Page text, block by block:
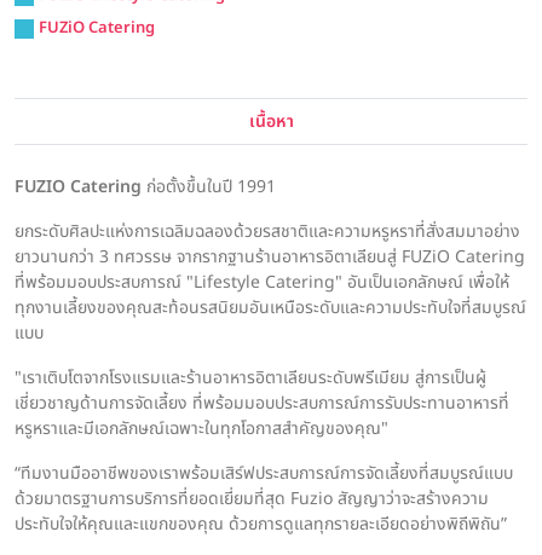
FUZiO Catering
เนื้อหา
FUZIO Catering ก่อตั้งขึ้นในปี 1991
ยกระดับศิลปะแห่งการเฉลิมฉลองด้วยรสชาติและความหรูหราที่สั่งสมมาอย่าง
ยาวนานกว่า 3 ทศวรรษ จากรากฐานร้านอาหารอิตาเลียนสู่ FUZiO Catering
ที่พร้อมมอบประสบการณ์ "Lifestyle Catering" อันเป็นเอกลักษณ์ เพื่อให้
ทุกงานเลี้ยงของคุณสะท้อนรสนิยมอันเหนือระดับและความประทับใจที่สมบูรณ์
แบบ
"เราเติบโตจากโรงแรมและร้านอาหารอิตาเลียนระดับพรีเมียม สู่การเป็นผู้
เชี่ยวชาญด้านการจัดเลี้ยง ที่พร้อมมอบประสบการณ์การรับประทานอาหารที่
หรูหราและมีเอกลักษณ์เฉพาะในทุกโอกาสสำคัญของคุณ"
“ทีมงานมืออาชีพของเราพร้อมเสิร์ฟประสบการณ์การจัดเลี้ยงที่สมบูรณ์แบบ
ด้วยมาตรฐานการบริการที่ยอดเยี่ยมที่สุด Fuzio สัญญาว่าจะสร้างความ
ประทับใจให้คุณและแขกของคุณ ด้วยการดูแลทุกรายละเอียดอย่างพิถีพิถัน”